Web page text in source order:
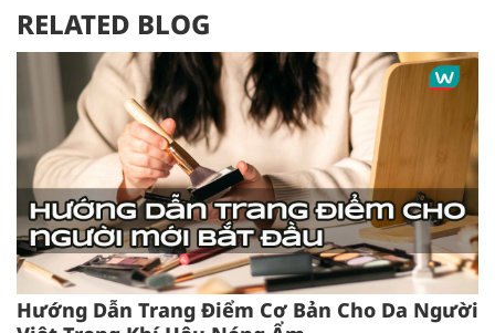
RELATED BLOG
Hướng Dẫn Trang Điểm Cơ Bản Cho Da Người